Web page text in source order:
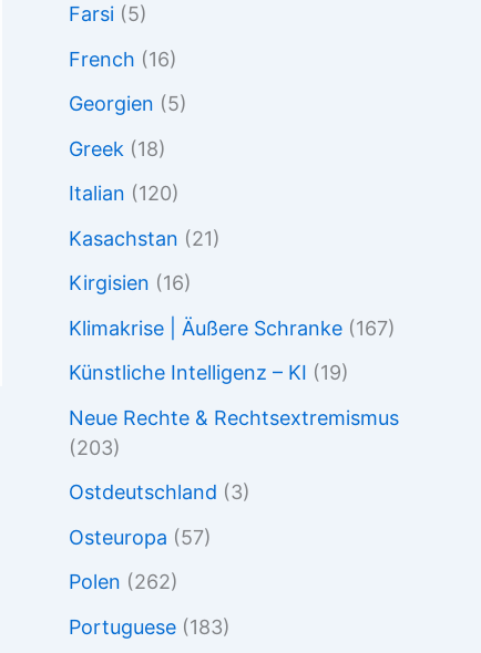
Farsi (5)
French (16)
Georgien (5)
Greek (18)
Italian (120)
Kasachstan (21)
Kirgisien (16)
Klimakrise | Äußere Schranke (167)
Künstliche Intelligenz – KI (19)
Neue Rechte & Rechtsextremismus
(203)
Ostdeutschland (3)
Osteuropa (57)
Polen (262)
Portuguese (183)